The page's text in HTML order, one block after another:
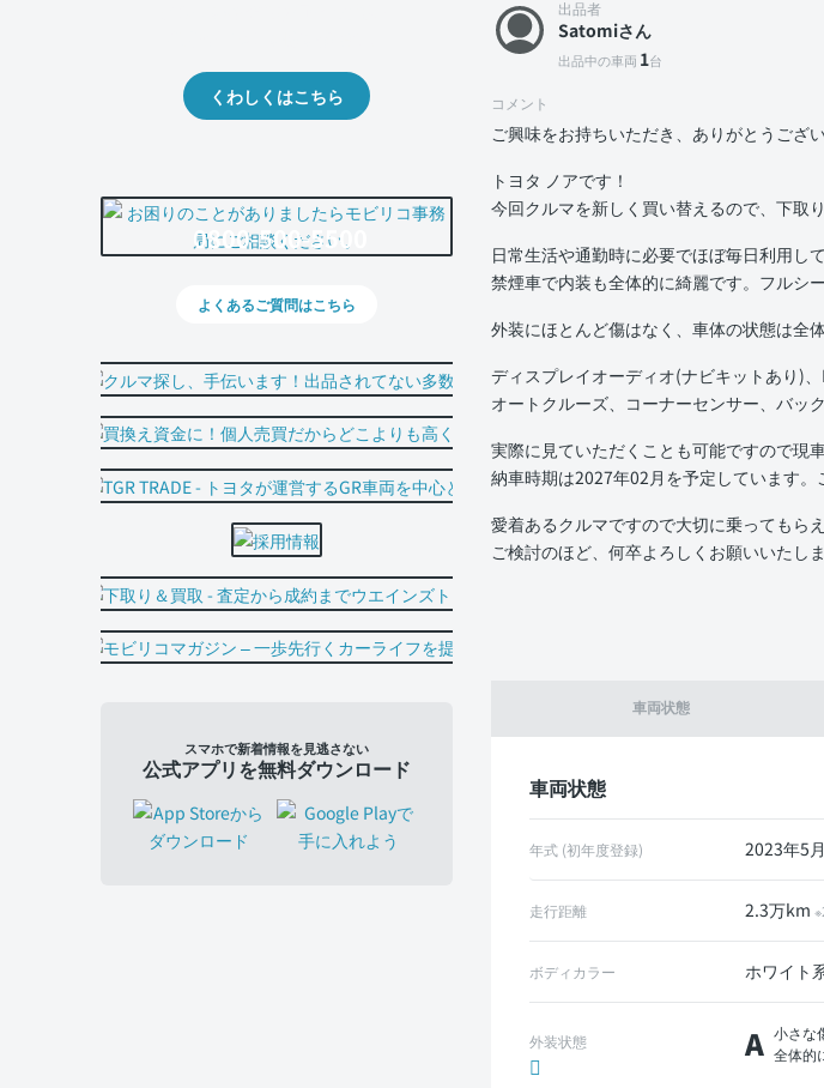
車両状態
車両状態
年式 (初年度登録) 2023年5月
走行距離 2.3万km
ボディカラー ホワイト
外装状態 A 小さな
全体的
出品者
Satomiさん
出品中の車両 1台
コメント
ご興味をお持ちいただき、ありがとうござい
トヨタ ノアです！
今回クルマを新しく買い替えるので、下取
日常生活や通勤時に必要でほぼ毎日利用し
禁煙車で内装も全体的に綺麗です。フルシ
外装にほとんど傷はなく、車体の状態は全
ディスプレイオーディオ(ナビキットあり)
オートクルーズ、コーナーセンサー、バッ
実際に見ていただくことも可能ですので現
納車時期は2027年02月を予定しています。
愛着あるクルマですので大切に乗ってもらえ
ご検討のほど、何卒よろしくお願いいたしま
くわしくはこちら
0800-500-5500
よくあるご質問はこちら
スマホで新着情報を見逃さない
公式アプリを無料ダウンロード